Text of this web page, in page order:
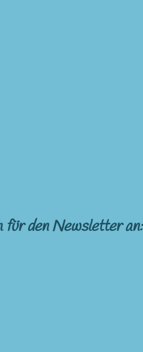
für den Newsletter an: